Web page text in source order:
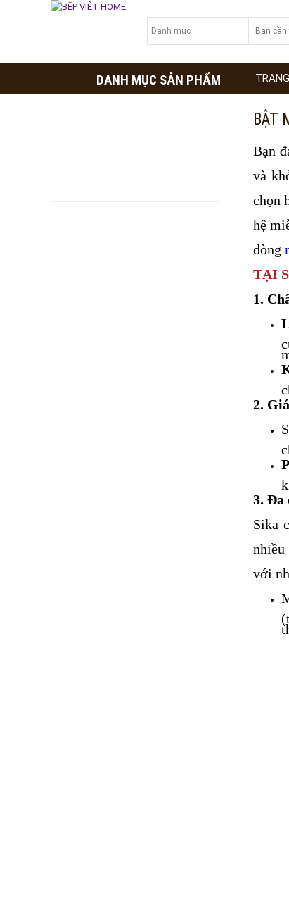
DANH MỤC SẢN PHẨM
BẬT
Bạn
và
chọn
hệ
dòng
TẠI
1.
2.
3. Đa
Sika
với